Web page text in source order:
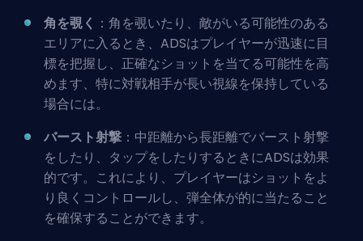
角を覗く ：角を覗いたり、敵がいる可能性のある
エリアに入るとき、ADSはプレイヤーが迅速に目
標を把握し、正確なショットを当てる可能性を高
めます、特に対戦相手が長い視線を保持している
場合には。
バースト射撃 ：中距離から長距離でバースト射撃
をしたり、タップをしたりするときにADSは効果
的です。これにより、プレイヤーはショットをよ
り良くコントロールし、弾全体が的に当たること
を確保することができます。